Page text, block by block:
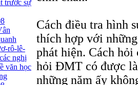
trước sự
rô-lê-
nghị
văn học
Cách điều tra hình
thích hợp với
phát hiện. Cách
hỏi ÐMT có được
những năm ấy